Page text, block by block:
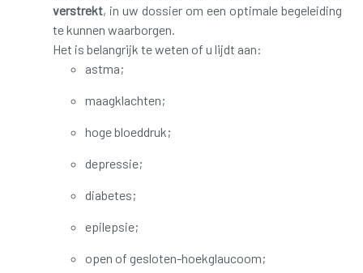
verstrekt, in uw dossier om een optimale begeleiding
te kunnen waarborgen.
Het is belangrijk te weten of u lijdt aan:
astma;
maagklachten;
hoge bloeddruk;
depressie;
diabetes;
epilepsie;
open of gesloten-hoekglaucoom;